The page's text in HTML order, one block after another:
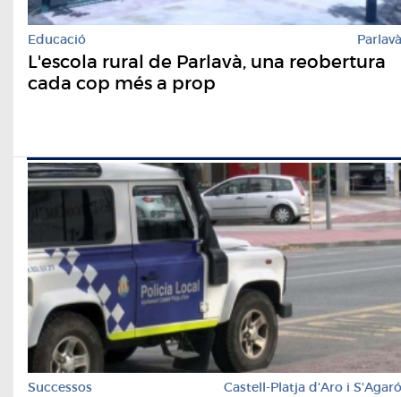
Educació Parlavà
L'escola rural de Parlavà, una reobertura
cada cop més a prop
Successos Castell-Platja d'Aro i S'Agaró